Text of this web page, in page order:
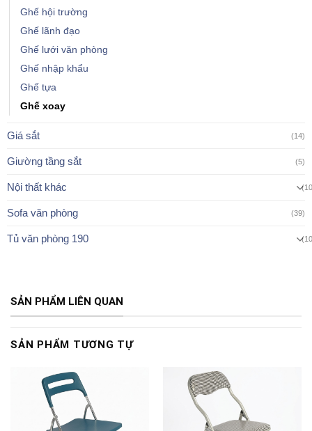
Ghế hội trường
Ghế lãnh đạo
Ghế lưới văn phòng
Ghế nhập khẩu
Ghế tựa
Ghế xoay
Giá sắt (14)
Giường tầng sắt (5)
Nội thất khác
Sofa văn phòng (39)
Tủ văn phòng 190
SẢN PHẨM LIÊN QUAN
SẢN PHẨM TƯƠNG TỰ